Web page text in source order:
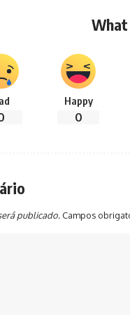
Happy
0
publicado. Campos